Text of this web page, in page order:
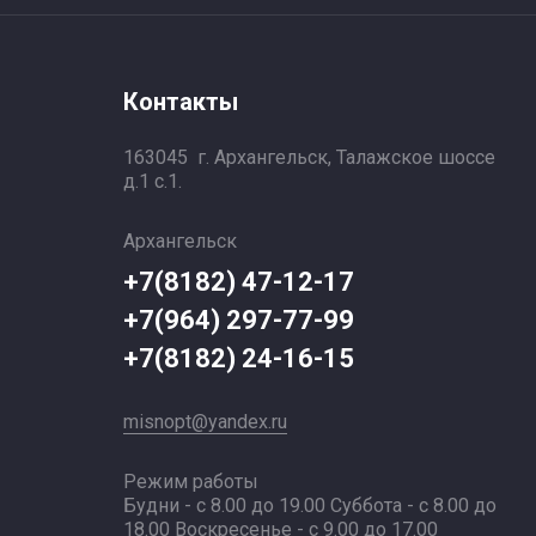
Контакты
163045 г. Архангельск, Талажское шоссе
д.1 с.1.
Архангельск
+7(8182) 47-12-17
+7(964) 297-77-99
+7(8182) 24-16-15
misnopt@yandex.ru
Режим работы
Будни - с 8.00 до 19.00 Суббота - с 8.00 до
18.00 Воскресенье - с 9.00 до 17.00